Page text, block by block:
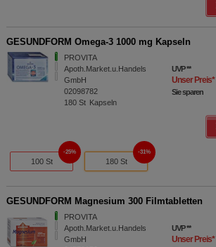
GESUNDFORM Omega-3 1000 mg Kapseln
PROVITA
Apoth.Market.u.Handels
GmbH
02098782
180 St Kapseln
UVP**
Unser Preis*
Sie sparen
100 St
25%
180 St
31%
GESUNDFORM Magnesium 300 Filmtabletten
PROVITA
Apoth.Market.u.Handels
GmbH
UVP**
Unser Preis*